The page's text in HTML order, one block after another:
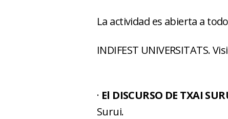
La actividad es abierta a
INDIFEST UNIVERSITATS.
· El DISCURSO DE TXAI
Surui.